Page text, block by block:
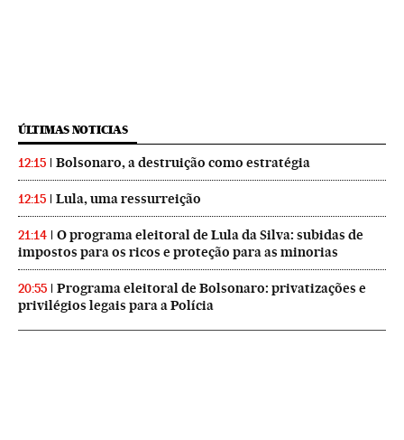
ÚLTIMAS NOTICIAS
12:15 Bolsonaro, a destruição como estratégia
12:15 Lula, uma ressurreição
21:14
O programa eleitoral de Lula da Silva: subidas de
impostos para os ricos e proteção para as minorias
20:55
Programa eleitoral de Bolsonaro: privatizações e
privilégios legais para a Polícia